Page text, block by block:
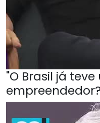
"O Brasil já